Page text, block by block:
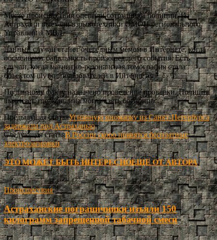
Место происшествия оцепили сотрудники полиции. Из
Астрахани выехали взрывотехники ОМОН регионального
Управления МВД.
Данный случай станет очередным мемом в Интернете, когда
обсмеивают банальность произошедшего события. Есть
случаи, когда магнитно-резонансная томография стала
объектом шутки пользователей в Интернете.
По данному факту назначено проведение проверки. Полиция
выясняет, где женщина могла взять боеприпас.
Предыдущая статьяУгнанную иномарку из Санкт-Петербурга
задержали под Астраханью
Следующая статьяВ России скоро появятся бесплатные
электрозаправки
ЭТО МОЖЕТ БЫТЬ ИНТЕРЕСНОЕЩЕ ОТ АВТОРА
Происшествия
Астраханские пограничники изъяли 150
килограмм запрещенной табачной смеси